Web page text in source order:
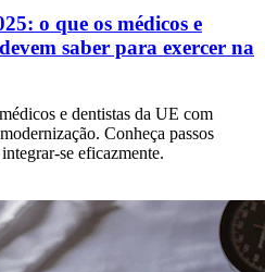
o que os médicos e
saber para exercer na
e dentistas da UE com
Conheça passos
se eficazmente.